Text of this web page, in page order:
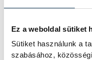
Ez a weboldal sütiket
Sütiket használunk a
szabásához,
– nyilatkozta
Csaba